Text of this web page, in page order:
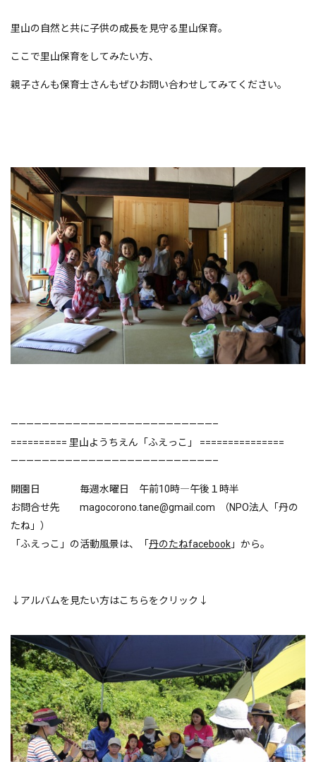
里山の自然と共に子供の成長を見守る里山保育。
ここで里山保育をしてみたい方、
親子さんも保育士さんもぜひお問い合わせしてみてください。
——————————————————————————–
========== 里山ようちえん「ふえっこ」 ===============
——————————————————————————–
開園日 毎週水曜日 午前10時―午後１時半
お問合せ先 magocorono.tane@gmail.com （NPO法人「丹の
たね」）
「ふえっこ」の活動風景は、「 丹のたねfacebook 」から。
↓アルバムを見たい方はこちらをクリック↓